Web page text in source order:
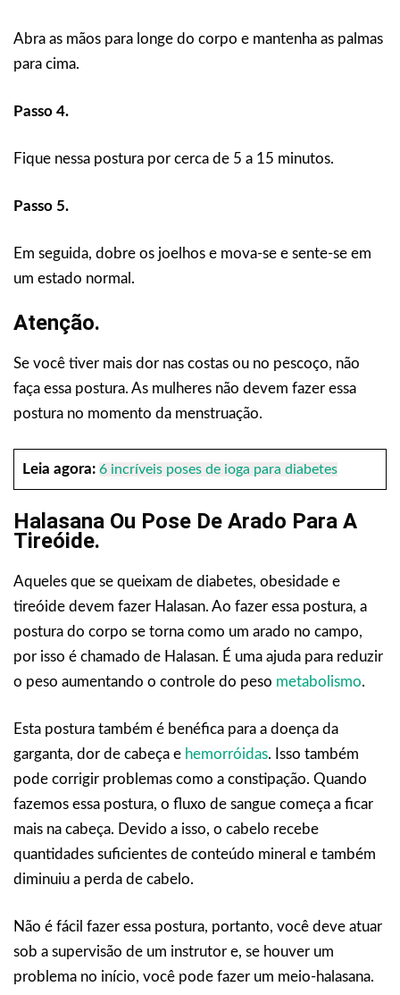
Abra as mãos para longe do corpo e mantenha as palmas
para cima.
Passo 4.
Fique nessa postura por cerca de 5 a 15 minutos.
Passo 5.
Em seguida, dobre os joelhos e mova-se e sente-se em
um estado normal.
Atenção.
Se você tiver mais dor nas costas ou no pescoço, não
faça essa postura. As mulheres não devem fazer essa
postura no momento da menstruação.
Leia agora: 6 incríveis poses de ioga para diabetes
Halasana Ou Pose De Arado Para A
Tireóide.
Aqueles que se queixam de diabetes, obesidade e
tireóide devem fazer Halasan. Ao fazer essa postura, a
postura do corpo se torna como um arado no campo,
por isso é chamado de Halasan. É uma ajuda para reduzir
o peso aumentando o controle do peso metabolismo.
Esta postura também é benéfica para a doença da
garganta, dor de cabeça e hemorróidas. Isso também
pode corrigir problemas como a constipação. Quando
fazemos essa postura, o fluxo de sangue começa a ficar
mais na cabeça. Devido a isso, o cabelo recebe
quantidades suficientes de conteúdo mineral e também
diminuiu a perda de cabelo.
Não é fácil fazer essa postura, portanto, você deve atuar
sob a supervisão de um instrutor e, se houver um
problema no início, você pode fazer um meio-halasana.